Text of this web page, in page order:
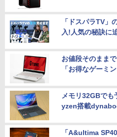
「ドスパラTV」
入!人気の秘訣に
お値段そのまま
「お得なゲーミ
メモリ32GBでも
yzen搭載
「A&ultima